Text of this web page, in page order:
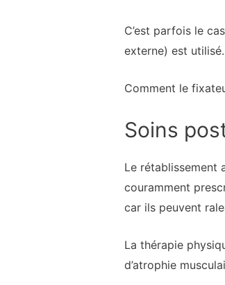
C’est parfois le
externe) est utilisé.
Comment le
Soins
Le rétablissement
couramment
car ils peuvent
La thérapie
d’atrophie